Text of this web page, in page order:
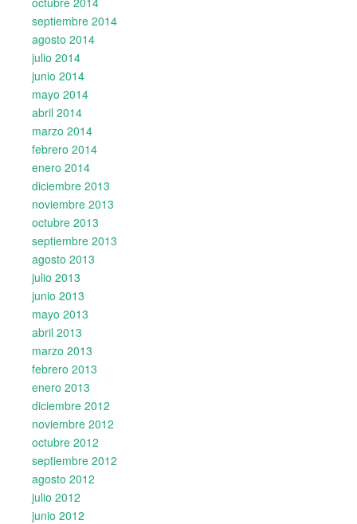
septiembre 2014
agosto 2014
julio 2014
junio 2014
mayo 2014
abril 2014
marzo 2014
febrero 2014
enero 2014
diciembre 2013
noviembre 2013
octubre 2013
septiembre 2013
agosto 2013
julio 2013
junio 2013
mayo 2013
abril 2013
marzo 2013
febrero 2013
enero 2013
diciembre 2012
noviembre 2012
octubre 2012
septiembre 2012
agosto 2012
julio 2012
junio 2012